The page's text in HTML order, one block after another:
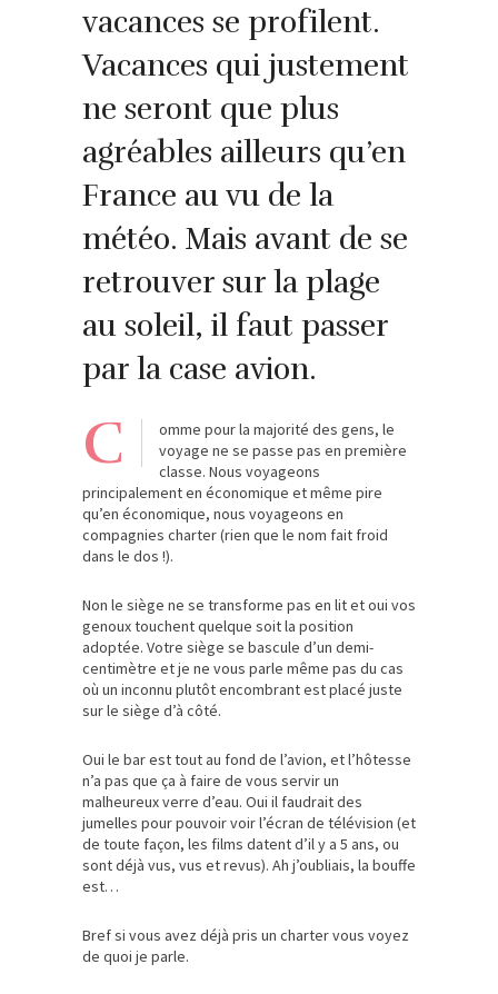
vacances se profilent.
Vacances qui justement
ne seront que plus
agréables ailleurs qu’en
France au vu de la
météo. Mais avant de se
retrouver sur la plage
au soleil, il faut passer
par la case avion.
C
omme pour la majorité des gens, le
voyage ne se passe pas en première
classe. Nous voyageons
principalement en économique et même pire
qu’en économique, nous voyageons en
compagnies charter (rien que le nom fait froid
dans le dos !).
Non le siège ne se transforme pas en lit et oui vos
genoux touchent quelque soit la position
adoptée. Votre siège se bascule d’un demi-
centimètre et je ne vous parle même pas du cas
où un inconnu plutôt encombrant est placé juste
sur le siège d’à côté.
Oui le bar est tout au fond de l’avion, et l’hôtesse
n’a pas que ça à faire de vous servir un
malheureux verre d’eau. Oui il faudrait des
jumelles pour pouvoir voir l’écran de télévision (et
de toute façon, les films datent d’il y a 5 ans, ou
sont déjà vus, vus et revus). Ah j’oubliais, la bouffe
est…
Bref si vous avez déjà pris un charter vous voyez
de quoi je parle.